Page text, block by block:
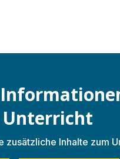
Unterricht
zusätzliche Inhalte zum